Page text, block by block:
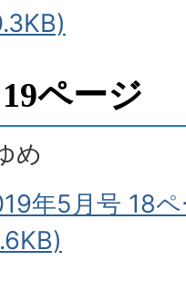
ページ
め
年5月号 18